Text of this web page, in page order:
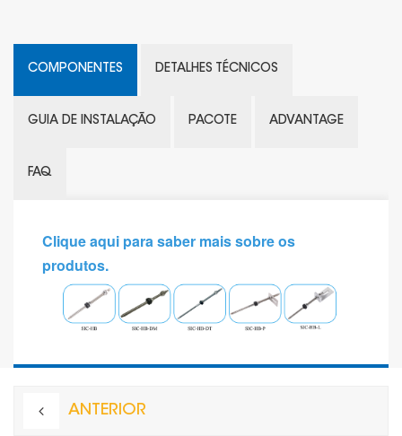
COMPONENTES DETALHES TÉCNICOS
GUIA DE INSTALAÇÃO PACOTE ADVANTAGE
FAQ
Clique aqui para saber mais sobre os
produtos.
ANTERIOR